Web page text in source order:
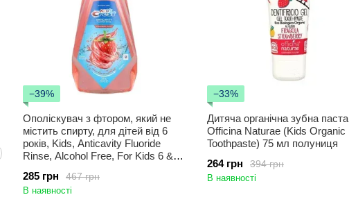
−39%
Ополіскувач з фтором, який не
містить спирту, для дітей від 6
років, Kids, Anticavity Fluoride
Rinse, Alcohol Free, For Kids 6 &
мл
467 грн
285 грн
В наявності
−33%
Дитяча органічна зубна паста
Officina Naturae (Kids Organic
Toothpaste) 75 мл полуниця
394 грн
264 грн
В наявності